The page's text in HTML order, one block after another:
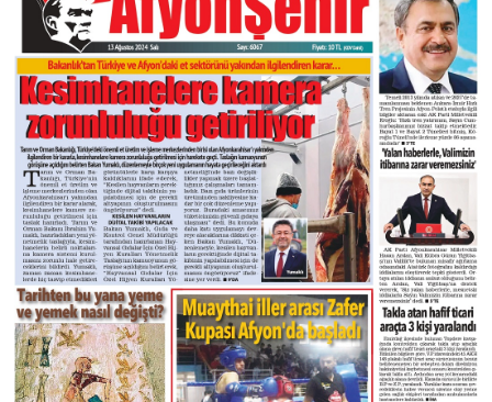
Instagram
Youtube
CANLI YAYIN